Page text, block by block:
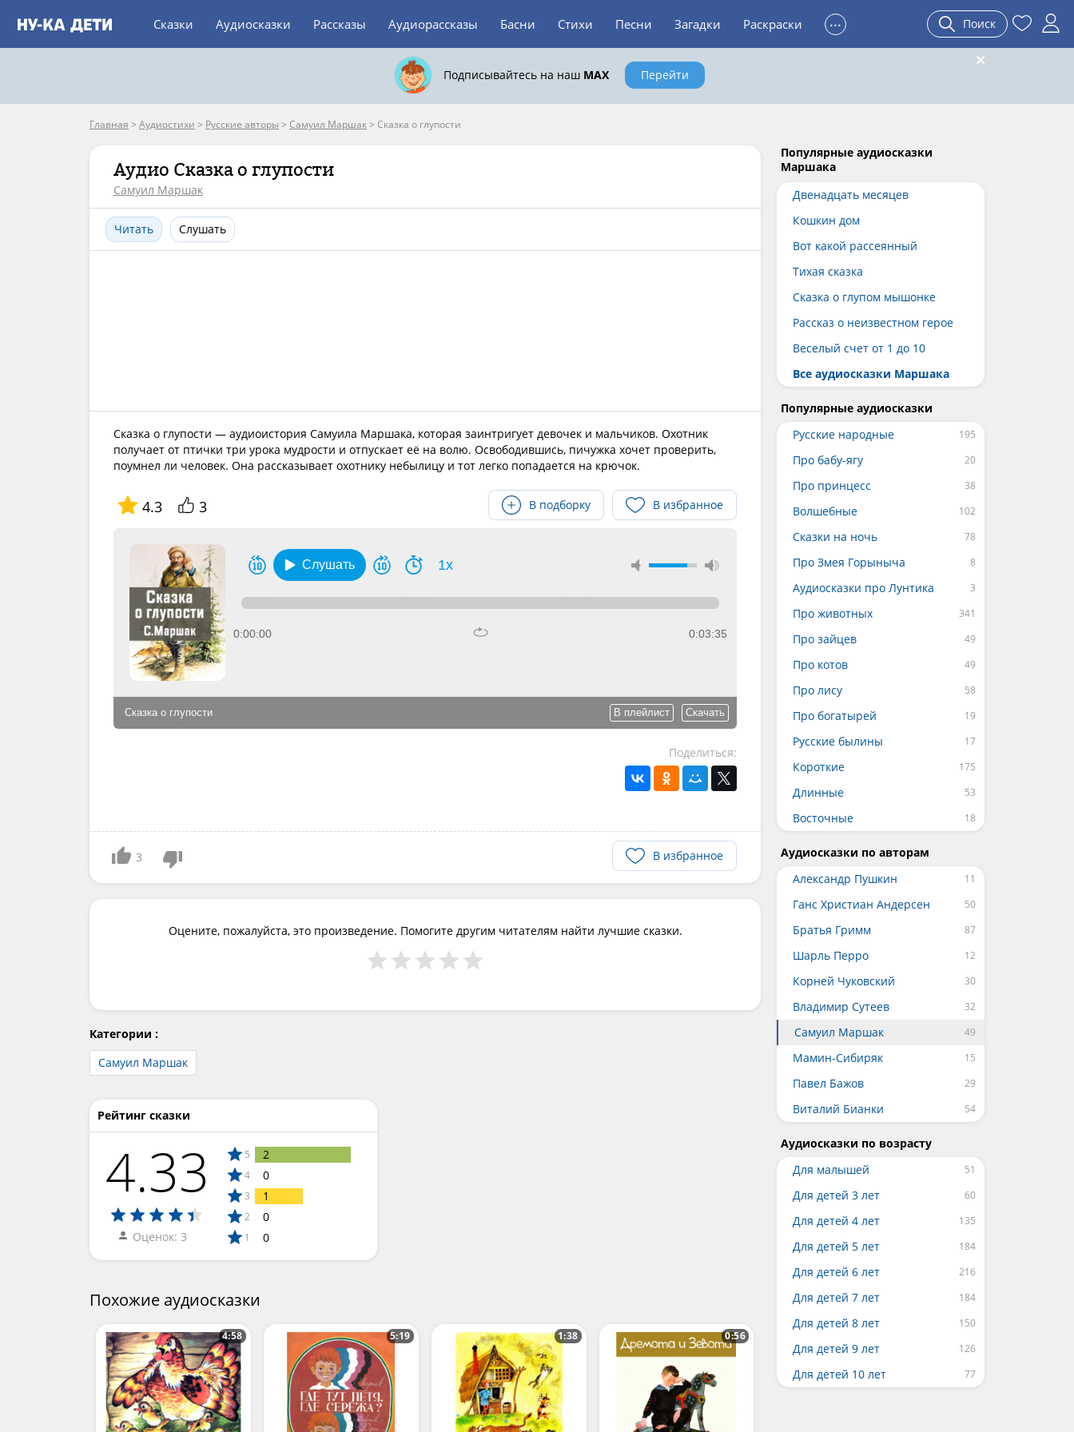
Сказки Аудиосказки Рассказы Аудиорассказы Басни Стихи Песни Загадки Раскраски ... Поиск
Подписывайтесь на наш MAX Перейти
Главная > Аудиостихи > Русские авторы > Самуил Маршак> Сказка о глупости
Аудио Сказка о глупости
Самуил Маршак
Читать Слушать
Сказка о глупости — аудиоистория Самуила Маршака, которая заинтригует девочек и мальчиков. Охотник
получает от птички три урока мудрости и отпускает её на волю. Освободившись, пичужка хочет проверить,
поумнел ли человек. Она рассказывает охотнику небылицу и тот легко попадается на крючок.
4.3 3 В подборку В избранное
Слушать 1x
0:00:00 0:03:35
В плейлист Скачать
Сказка о глупости
Поделиться:
3 В избранное
Оцените, пожалуйста, это произведение. Помогите другим читателям найти лучшие сказки.
Категории :
Самуил Маршак
Рейтинг сказки
4.33
Оценок: 3
5 2
4 0
3 1
2 0
1 0
Похожие аудиосказки
4:58 5:19 1:38 0:56
Популярные аудиосказки
Маршака
Двенадцать месяцев
Кошкин дом
Вот какой рассеянный
Тихая сказка
Сказка о глупом мышонке
Рассказ о неизвестном герое
Веселый счет от 1 до 10
Все аудиосказки Маршака
Популярные аудиосказки
Русские народные
Про бабу-ягу
Про принцесс
Волшебные
Сказки на ночь
Про Змея Горыныча
Аудиосказки про Лунтика
Про животных
Про зайцев
Про котов
Про лису
Про богатырей
Русские былины
Короткие
Длинные
Восточные
Аудиосказки по авторам
Александр Пушкин
Ганс Христиан Андерсен
Братья Гримм
Шарль Перро
Корней Чуковский
Владимир Сутеев
Самуил Маршак
Мамин-Сибиряк
Павел Бажов
Виталий Бианки
Аудиосказки по возрасту
Для малышей
Для детей 3 лет
Для детей 4 лет
Для детей 5 лет
Для детей 6 лет
Для детей 7 лет
Для детей 8 лет
Для детей 9 лет
Для детей 10 лет